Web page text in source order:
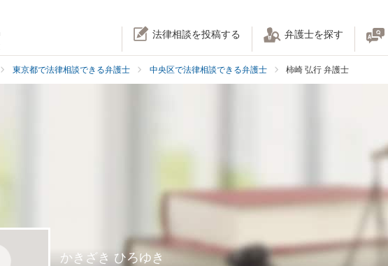
法律相談を投稿する 弁護士を探す
東京都で法律相談できる弁護士 中央区で法律相談できる弁護士 柿崎 弘行 弁護士
かきざき ひろゆき